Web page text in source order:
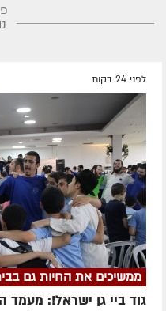
לפני 24 דקות
ממשיכים את החיות גם
גוד ביי גן ישראל!: